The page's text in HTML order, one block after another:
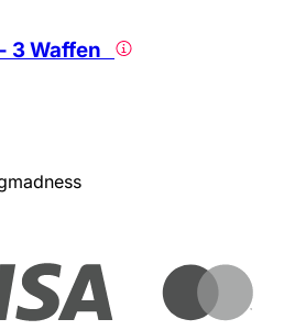
3 Waffen